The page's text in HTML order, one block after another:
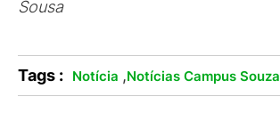
Sousa
Tags : Notícia ,Notícias Campus Souza